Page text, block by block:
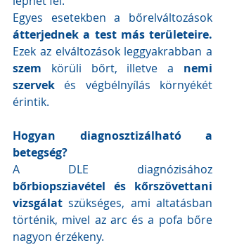
átterjednek a test más területeire.
szem körüli bőrt, illetve a nemi
szervek és végbélnyílás környékét
érintik.
Hogyan diagnosztizálható a
betegség?
bőrbiopsziavétel és kőrszövettani
vizsgálat szükséges, ami altatásban
történik, mivel az arc és a pofa bőre
nagyon érzékeny.